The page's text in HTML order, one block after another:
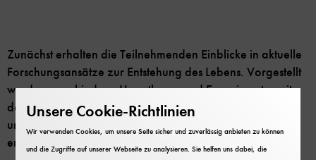
Zunächst erhalten die Teilnehmenden Einblicke in aktuelle
Forschungsansätze zur Entstehung des Lebens. Vorgestellt
werden verschiedene Hypothesen und Experimente, mit
denen Forschende heute der Frage nachgehen, wie aus
unbelebter Materie die ersten lebenden Systeme
entstanden sein könnten.
Unsere Cookie-Richtlinien
Wir verwenden Cookies, um unsere Seite sicher und zuverlässig anbieten zu können
und die Zugriffe auf unserer Webseite zu analysieren. Sie helfen uns dabei, die